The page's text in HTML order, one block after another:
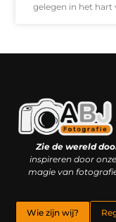
gelegen in het hart
Zie de wereld
inspireren door
magie van
Wie zijn wij?